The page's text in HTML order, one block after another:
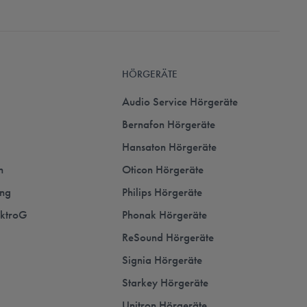
HÖRGERÄTE
Audio Service Hörgeräte
Bernafon Hörgeräte
Hansaton Hörgeräte
Oticon Hörgeräte
Philips Hörgeräte
Phonak Hörgeräte
ReSound Hörgeräte
Signia Hörgeräte
Starkey Hörgeräte